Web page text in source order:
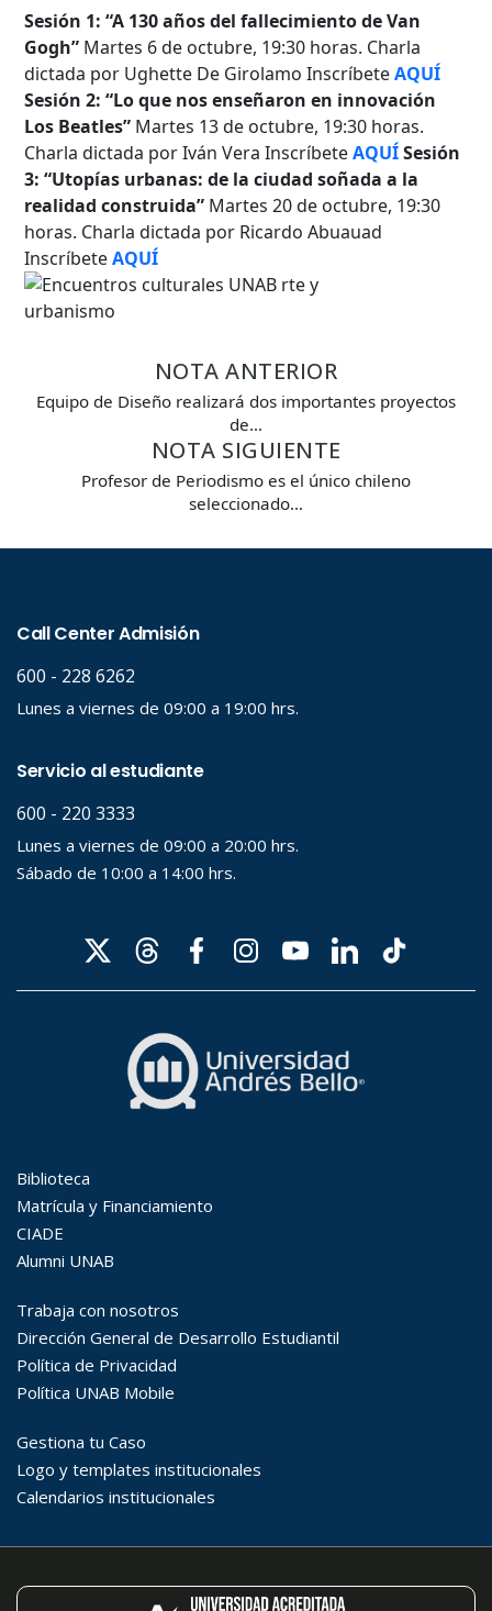
Sesión 1: “A 130 años del fallecimiento de Van
Gogh” Martes 6 de octubre, 19:30 horas. Charla
dictada por Ughette De Girolamo InscríbeteAQUÍ
Sesión 2: “Lo que nos enseñaron en innovación
Los Beatles” Martes 13 de octubre, 19:30 horas.
Charla dictada por Iván Vera InscríbeteAQUÍ Sesión
3: “Utopías urbanas: de la ciudad soñada a la
realidad construida” Martes 20 de octubre, 19:30
horas. Charla dictada por Ricardo Abuauad
InscríbeteAQUÍ
NOTA ANTERIOR
Equipo de Diseño realizará dos importantes proyectos
de…
NOTA SIGUIENTE
Profesor de Periodismo es el único chileno
seleccionado…
Desde...
Hasta...